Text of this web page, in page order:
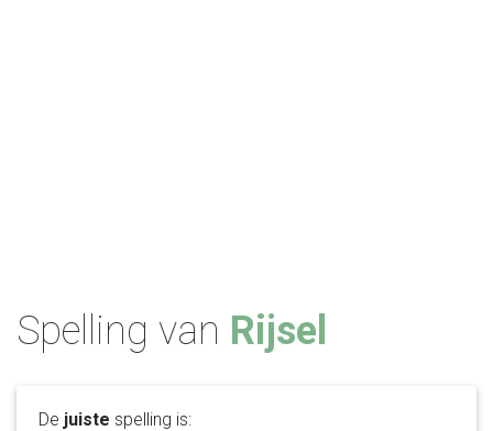
Spelling van Rijsel
De juiste spelling is: